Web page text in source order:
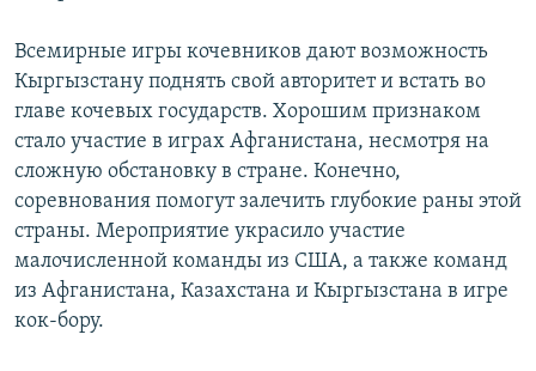
Всемирные игры кочевников дают возможность
Кыргызстану поднять свой авторитет и встать во
главе кочевых государств. Хорошим признаком
стало участие в играх Афганистана, несмотря на
сложную обстановку в стране. Конечно,
соревнования помогут залечить глубокие раны этой
страны. Мероприятие украсило участие
малочисленной команды из США, а также команд
из Афганистана, Казахстана и Кыргызстана в игре
кок-бору.